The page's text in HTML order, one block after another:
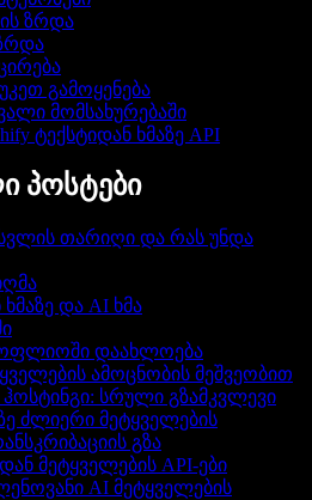
ზრდა
გამოყენება
მომსახურებაში
ტექსტიდან ხმაზე API
პოსტები
თარიღი და რას უნდა
ხმაზე და AI ხმა
დაახლოება
ამოცნობის მეშვეობით
ჰოსტინგი: სრული გზამკვლევი
ძლიერი მეტყველების
გზა
მეტყველების API-ები
AI მეტყველების